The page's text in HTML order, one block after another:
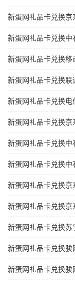
新蛋网礼品卡兑换京
新蛋网礼品卡兑换中
新蛋网礼品卡兑换移
新蛋网礼品卡兑换联
新蛋网礼品卡兑换电
新蛋网礼品卡兑换京
新蛋网礼品卡兑换中
新蛋网礼品卡兑换中
新蛋网礼品卡兑换京
新蛋网礼品卡兑换京
新蛋网礼品卡兑换苏
新蛋网礼品卡兑换骏
新蛋网礼品卡兑换骏